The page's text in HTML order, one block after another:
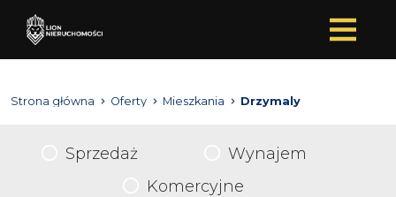
Strona główna Oferty Mieszkania Drzymaly
Sprzedaż
Wynajem
Komercyjne